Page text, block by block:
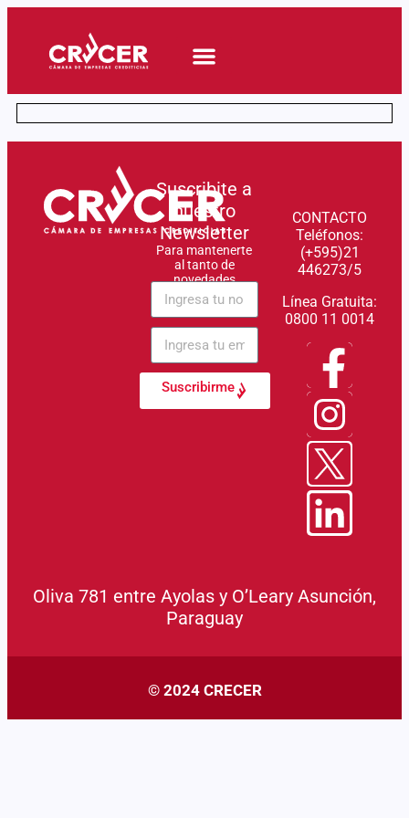
Suscribite a
nuestro
Newsletter
Para mantenerte
al tanto de
novedades
Suscribirme
CONTACTO
Teléfonos:
(+595)21
446273/5
Línea Gratuita:
0800 11 0014
Oliva 781 entre Ayolas y O’Leary Asunción,
Paraguay
© 2024 CRECER